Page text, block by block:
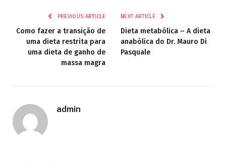
PREVIOUS ARTICLE
Como fazer a transição de
uma dieta restrita para
uma dieta de ganho de
massa magra
NEXT ARTICLE
Dieta metabólica – A dieta
anabólica do Dr. Mauro Di
Pasquale
admin